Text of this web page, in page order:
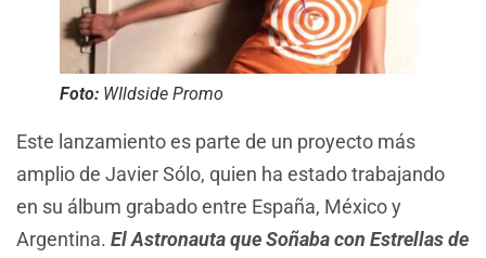
Foto: WIldside Promo
Este lanzamiento es parte de un proyecto más
amplio de Javier Sólo, quien ha estado trabajando
en su álbum grabado entre España, México y
Argentina. El Astronauta que Soñaba con Estrellas de